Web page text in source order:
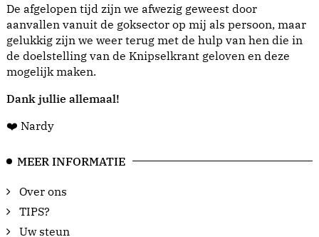
De afgelopen tijd zijn we afwezig geweest door
aanvallen vanuit de goksector op mij als persoon, maar
gelukkig zijn we weer terug met de hulp van hen die in
de doelstelling van de Knipselkrant geloven en deze
mogelijk maken.
Dank jullie allemaal!
❤️ Nardy
MEER INFORMATIE
Over ons
TIPS?
Uw steun